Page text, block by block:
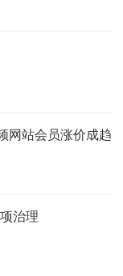
网站会员涨价成趋
治理